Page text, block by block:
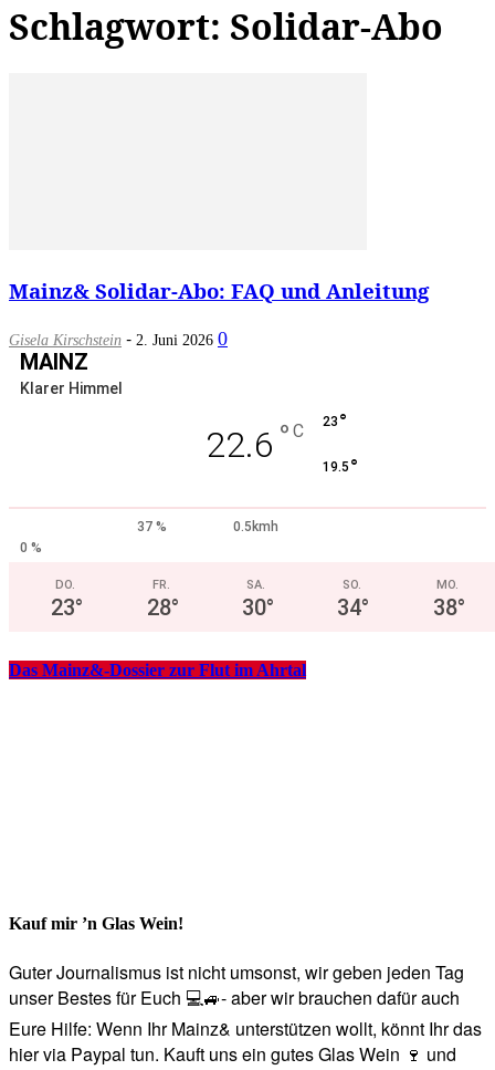
Schlagwort: Solidar-Abo
Mainz& Solidar-Abo: FAQ und Anleitung
Gisela Kirschstein - 2. Juni 2026 0
MAINZ
Klarer Himmel
22.6 ° C 23 °
19.5 °
37 %
0.5kmh
0 %
DO.
23°
FR.
28°
SA.
30°
SO.
34°
MO.
38°
Das Mainz&-Dossier zur Flut im Ahrtal
Kauf mir ’n Glas Wein!
Guter Journalismus ist nicht umsonst, wir geben jeden Tag
unser Bestes für Euch 💻🚙- aber wir brauchen dafür auch
Eure Hilfe: Wenn Ihr Mainz& unterstützen wollt, könnt Ihr das
hier via Paypal tun. Kauft uns ein gutes Glas Wein 🍷 und